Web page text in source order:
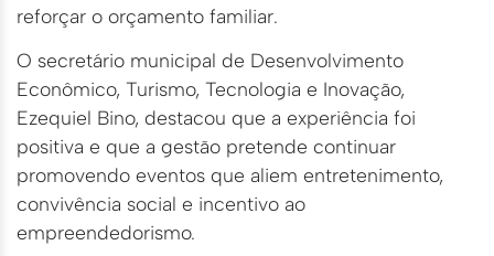
reforçar o orçamento familiar.
O secretário municipal de Desenvolvimento
Econômico, Turismo, Tecnologia e Inovação,
Ezequiel Bino, destacou que a experiência foi
positiva e que a gestão pretende continuar
promovendo eventos que aliem entretenimento,
convivência social e incentivo ao
empreendedorismo.